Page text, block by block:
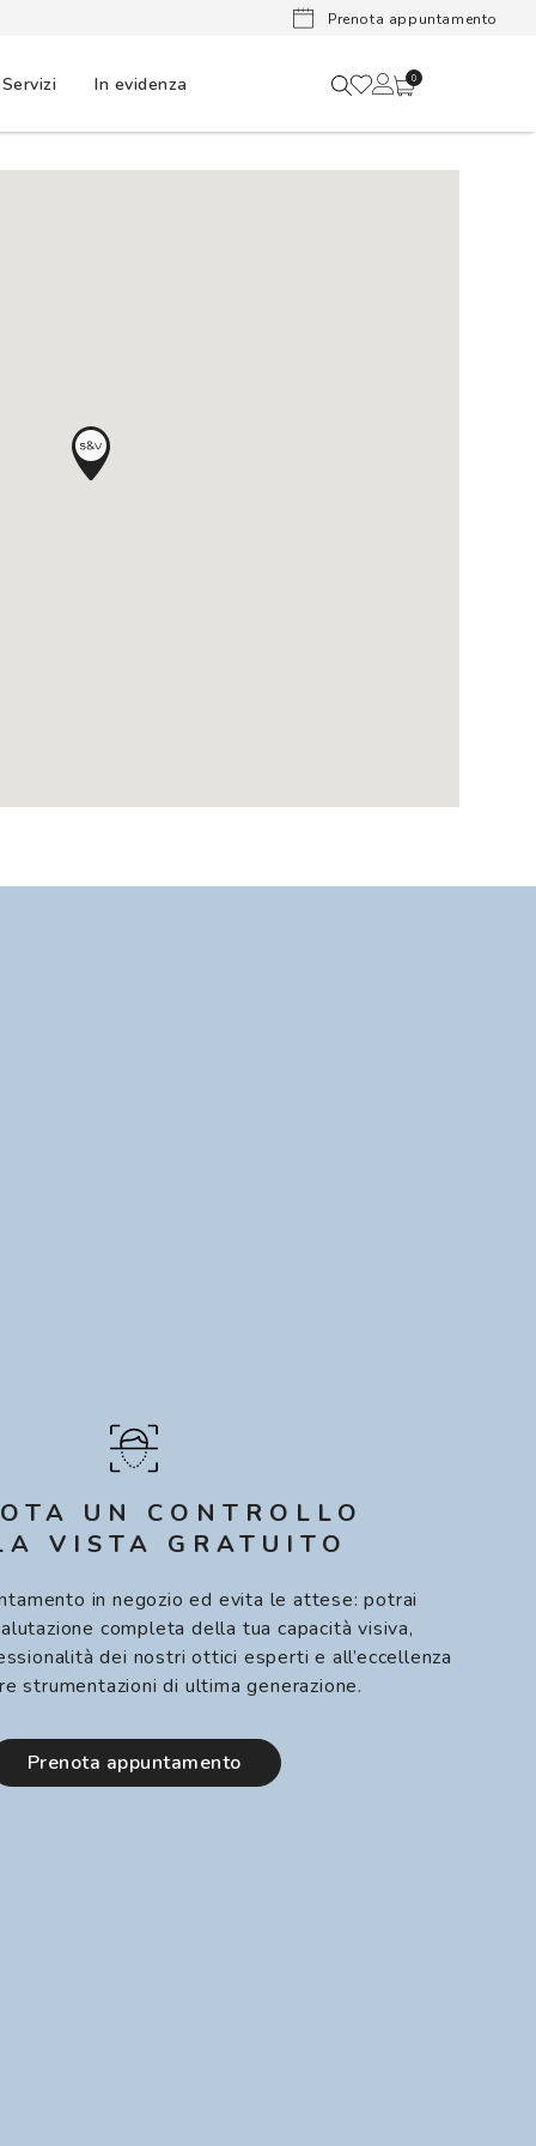
Lenti a
Prenota appuntamento
Servizi In evidenza 0
UN CONTROLLO
VISTA GRATUITO
in negozio ed evita le attese: potrai
completa della tua capacità visiva,
dei nostri ottici esperti e all’eccellenza
strumentazioni di ultima generazione.
prenota appuntamento